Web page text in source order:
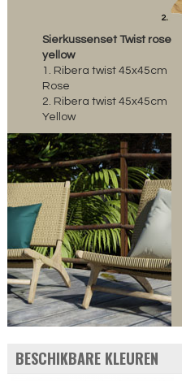
Sierkussenset Twist rose
yellow
1. Ribera twist 45x45cm
Rose
2. Ribera twist 45x45cm
Yellow
BESCHIKBARE KLEUREN